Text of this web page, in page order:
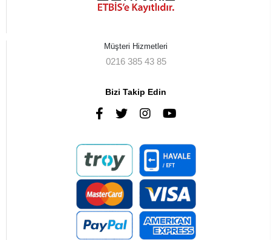
Müşteri Hizmetleri
0216 385 43 85
Bizi Takip Edin